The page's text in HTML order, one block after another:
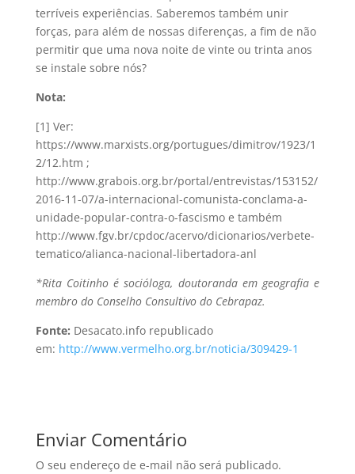
terríveis experiências. Saberemos também unir
forças, para além de nossas diferenças, a fim de não
permitir que uma nova noite de vinte ou trinta anos
se instale sobre nós?
Nota:
[1] Ver:
https://www.marxists.org/portugues/dimitrov/1923/1
2/12.htm ;
http://www.grabois.org.br/portal/entrevistas/153152/
2016-11-07/a-internacional-comunista-conclama-a-
unidade-popular-contra-o-fascismo e também
http://www.fgv.br/cpdoc/acervo/dicionarios/verbete-
tematico/alianca-nacional-libertadora-anl
*Rita Coitinho é socióloga, doutoranda em geografia e
membro do Conselho Consultivo do Cebrapaz.
Fonte: Desacato.info republicado
em: http://www.vermelho.org.br/noticia/309429-1
Enviar Comentário
O seu endereço de e-mail não será publicado.